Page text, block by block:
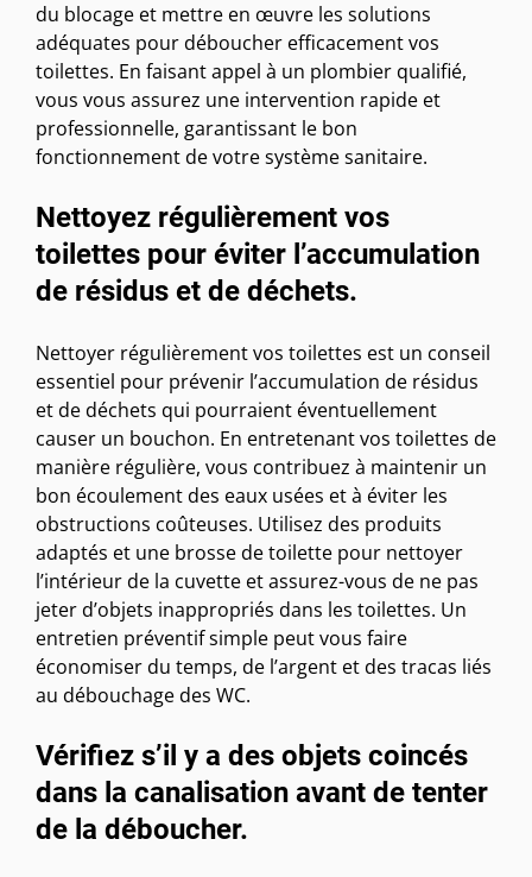
du blocage et mettre en œuvre les solutions
adéquates pour déboucher efficacement vos
toilettes. En faisant appel à un plombier qualifié,
vous vous assurez une intervention rapide et
professionnelle, garantissant le bon
fonctionnement de votre système sanitaire.
Nettoyez régulièrement vos
toilettes pour éviter l’accumulation
de résidus et de déchets.
Nettoyer régulièrement vos toilettes est un conseil
essentiel pour prévenir l’accumulation de résidus
et de déchets qui pourraient éventuellement
causer un bouchon. En entretenant vos toilettes de
manière régulière, vous contribuez à maintenir un
bon écoulement des eaux usées et à éviter les
obstructions coûteuses. Utilisez des produits
adaptés et une brosse de toilette pour nettoyer
l’intérieur de la cuvette et assurez-vous de ne pas
jeter d’objets inappropriés dans les toilettes. Un
entretien préventif simple peut vous faire
économiser du temps, de l’argent et des tracas liés
au débouchage des WC.
Vérifiez s’il y a des objets coincés
dans la canalisation avant de tenter
de la déboucher.